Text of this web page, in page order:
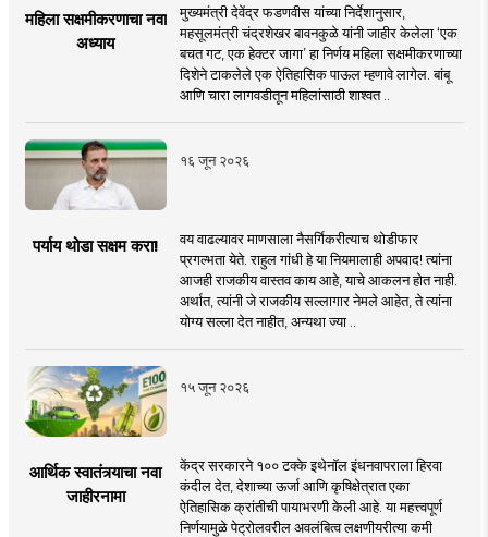
महिला सक्षमीकरणाचा नवा
अध्याय
मुख्यमंत्री देवेंद्र फडणवीस यांच्या निर्देशानुसार,
महसूलमंत्री चंद्रशेखर बावनकुळे यांनी जाहीर केलेला ‘एक
बचत गट, एक हेक्टर जागा’ हा निर्णय महिला सक्षमीकरणाच्या
दिशेने टाकलेले एक ऐतिहासिक पाऊल म्हणावे लागेल. बांबू
आणि चारा लागवडीतून महिलांसाठी शाश्वत ..
१६ जून २०२६
पर्याय थोडा सक्षम करा!
वय वाढल्यावर माणसाला नैसर्गिकरीत्याच थोडीफार
प्रगल्भता येते. राहुल गांधी हे या नियमालाही अपवाद! त्यांना
आजही राजकीय वास्तव काय आहे, याचे आकलन होत नाही.
अर्थात, त्यांनी जे राजकीय सल्लागार नेमले आहेत, ते त्यांना
योग्य सल्ला देत नाहीत, अन्यथा ज्या ..
१५ जून २०२६
आर्थिक स्वातंत्र्याचा नवा
जाहीरनामा
केंद्र सरकारने १०० टक्के इथेनॉल इंधनवापराला हिरवा
कंदील देत, देशाच्या ऊर्जा आणि कृषिक्षेत्रात एका
ऐतिहासिक क्रांतीची पायाभरणी केली आहे. या महत्त्वपूर्ण
निर्णयामुळे पेट्रोलवरील अवलंबित्व लक्षणीयरीत्या कमी